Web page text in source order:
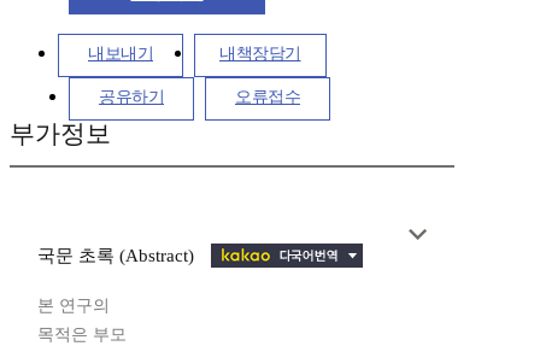
내보내기 내책장담기
공유하기 오류접수
부가정보
국문 초록 (Abstract)
본 연구의
목적은 부모